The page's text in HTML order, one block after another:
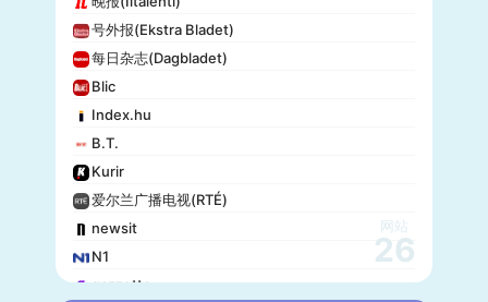
号外报(Ekstra Bladet)
每日杂志(Dagbladet)
Blic
Index.hu
B.T.
Kurir
爱尔兰广播电视(RTÉ)
newsit
N1
gazzetta
网站
26